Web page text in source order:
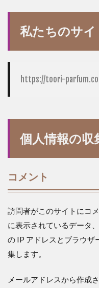
私たちのサ
https://toori-
個人情報の収
コメント
訪問者がこのサイトにコ
に表示されているデータ
の IP アドレスとブラウザ
集します。
メールアドレスから作成